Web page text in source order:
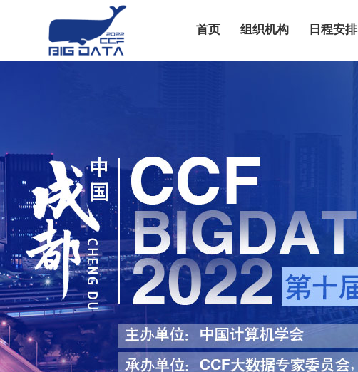
首页 组织机构 日程安排